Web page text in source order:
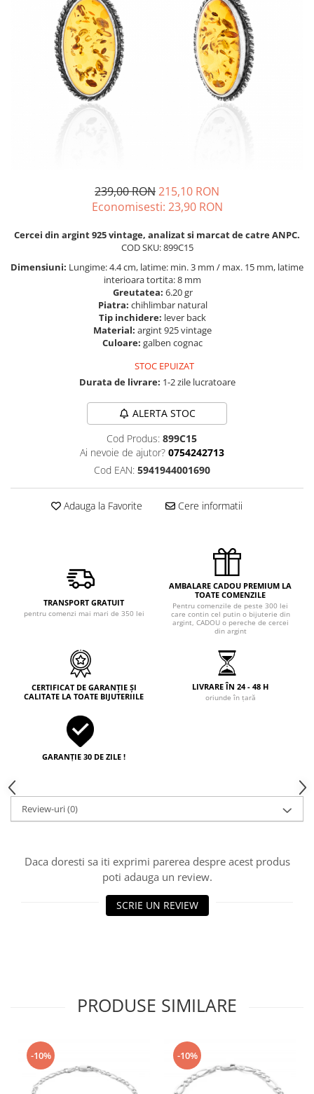
PIERCING
SETURI BIJUTERII
ACE DE CRAVATA
BRATARI PENTRU PICIOR
BRATARA TIP ROZARIU
LANTURI TIP ROZARIU
239,00 RON215,10 RON
Economisesti: 23,90 RON
Cercei din argint 925 vintage, analizat si marcat de catre ANPC.
COD SKU: 899C15
Dimensiuni: Lungime: 4.4 cm, latime: min. 3 mm / max. 15 mm, latime
interioara tortita: 8 mm
Greutatea: 6.20 gr
Piatra: chihlimbar natural
Tip inchidere: lever back
Material: argint 925 vintage
Culoare: galben cognac
STOC EPUIZAT
Durata de livrare: 1-2 zile lucratoare
ALERTA STOC
Cod Produs: 899C15
Ai nevoie de ajutor? 0754242713
Cod EAN: 5941944001690
Adauga la Favorite Cere informatii
TRANSPORT GRATUIT
pentru comenzi mai mari de 350 lei
AMBALARE CADOU PREMIUM LA
TOATE COMENZILE
Pentru comenzile de peste 300 lei
care contin cel putin o bijuterie din
argint, CADOU o pereche de cercei
din argint
CERTIFICAT DE GARANȚIE ȘI
CALITATE LA TOATE BIJUTERIILE
LIVRARE ÎN 24 - 48 H
oriunde în țară
GARANȚIE 30 DE ZILE !
Review-uri(0)
Daca doresti sa iti exprimi parerea despre acest produs
poti adauga un review.
SCRIE UN REVIEW
PRODUSE SIMILARE
-10% -10%